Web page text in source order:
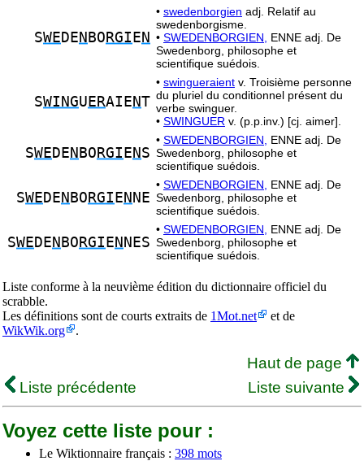
SWE DE N BO RGI E N
• swedenborgien adj. Relatif au
swedenborgisme.
• SWEDENBORGIEN,
ENNE adj. De
Swedenborg, philosophe et
scientifique suédois.
SWINGU ERAIE NT
• swingueraient v. Troisième personne
du pluriel du conditionnel présent du
verbe swinguer.
• SWINGUER v. (p.p.inv.) [cj. aimer].
SWE DE N BO RGI E N S
• SWEDENBORGIEN,
ENNE adj. De
Swedenborg, philosophe et
scientifique suédois.
SWE DE N BO RGI E N NE
• SWEDENBORGIEN,
ENNE adj. De
Swedenborg, philosophe et
scientifique suédois.
SWE DE N BO RGI E N NES
• SWEDENBORGIEN,
ENNE adj. De
Swedenborg, philosophe et
scientifique suédois.
Liste conforme à la neuvième édition du dictionnaire officiel du
scrabble.
Les définitions sont de courts extraits de 1Mot.net
et de
WikWik.org
.
Haut de page
Liste précédente
Liste suivante
Voyez cette liste pour :
Le Wiktionnaire français : 398 mots